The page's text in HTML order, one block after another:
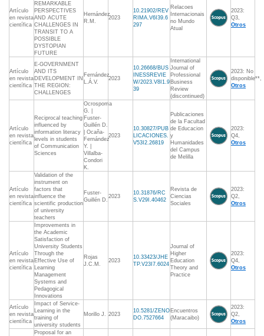
Artículo
en revista
científica
REMARKABLE
PERSPECTIVES
AND ACUTE
CHALLENGES IN
TRANSIT TO A
POSSIBLE
DYSTOPIAN
FUTURE
Hernández
R.M.
2023
10.21902/REV
RIMA.V6I39.6
297
Relacoes
Internacionais
no Mundo
Atual
2023:
Q3,
Otros
Artículo
en revista
científica
E-GOVERNMENT
AND ITS
DEVELOPMENT IN
THE REGION:
CHALLENGES
Fernández
L.Á.V.
2023
10.26668/BUS
INESSREVIE
W/2023.V8I1.9
39
International
Journal of
Professional
Business
Review
(discontinued)
2023: No
disponible**,
Otros
Artículo
en revista
científica
Reciprocal teaching
influenced by
information literacy
levels in students
of Communication
Sciences
Ocrospoma
G. |
Fuster-
Guillén D.
| Ocaña-
Fernández
Y. |
Villalba-
Condori
K.
2023
10.30827/PUB
LICACIONES.
V53I2.26819
Publicaciones
de la Facultad
de Educacion
y
Humanidades
del Campus
de Melilla
2023:
Q4,
Otros
Artículo
en revista
científica
Validation of the
instrument on
factors that
influence the
scientific production
of university
teachers
Fuster-
Guillén D.
2023
10.31876/RC
S.V29I.40462
Revista de
Ciencias
Sociales
2023:
Q2,
Otros
Artículo
en revista
científica
Improvements in
the Academic
Satisfaction of
University Students
Through the
Effective Use of
Learning
Management
Systems and
Pedagogical
Innovations
Rojas
J.C.M.
2023
10.33423/JHE
TP.V23I7.6024
Journal of
Higher
Education
Theory and
Practice
2023:
Q4,
Otros
Artículo
en revista
científica
Impact of Service-
Learning in the
training of
university students
Morillo J. 2023
10.5281/ZENO
DO.7527664
Encuentros
(Maracaibo)
2023:
Q2,
Otros
Proposal for an